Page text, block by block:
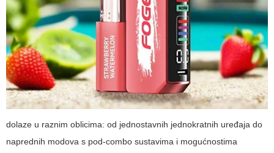
dolaze u raznim oblicima: od jednostavnih jednokratnih uređaja do
naprednih modova s pod-combo sustavima i mogućnostima